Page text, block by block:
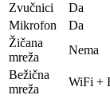
Zvučnici
Da
Mikrofon
Da
Žičana
mreža
Nema
Bežična
mreža
WiFi +